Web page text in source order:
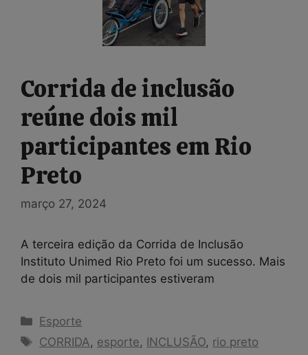
Corrida de inclusão
reúne dois mil
participantes em Rio
Preto
março 27, 2024
A terceira edição da Corrida de Inclusão
Instituto Unimed Rio Preto foi um sucesso. Mais
de dois mil participantes estiveram
Categorias
Esporte
Tags
CORRIDA, esporte, INCLUSÃO, rio preto